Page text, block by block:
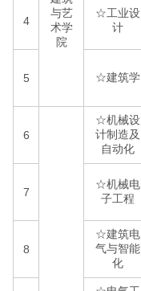
与艺
术学
院
4
☆工业设
计
5 ☆建筑学
6
☆机械设
计制造及
自动化
7
☆机械电
子工程
8
☆建筑电
气与智能
化